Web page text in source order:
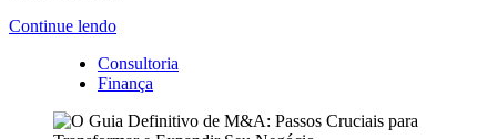
Continue lendo
Consultoria
Finança